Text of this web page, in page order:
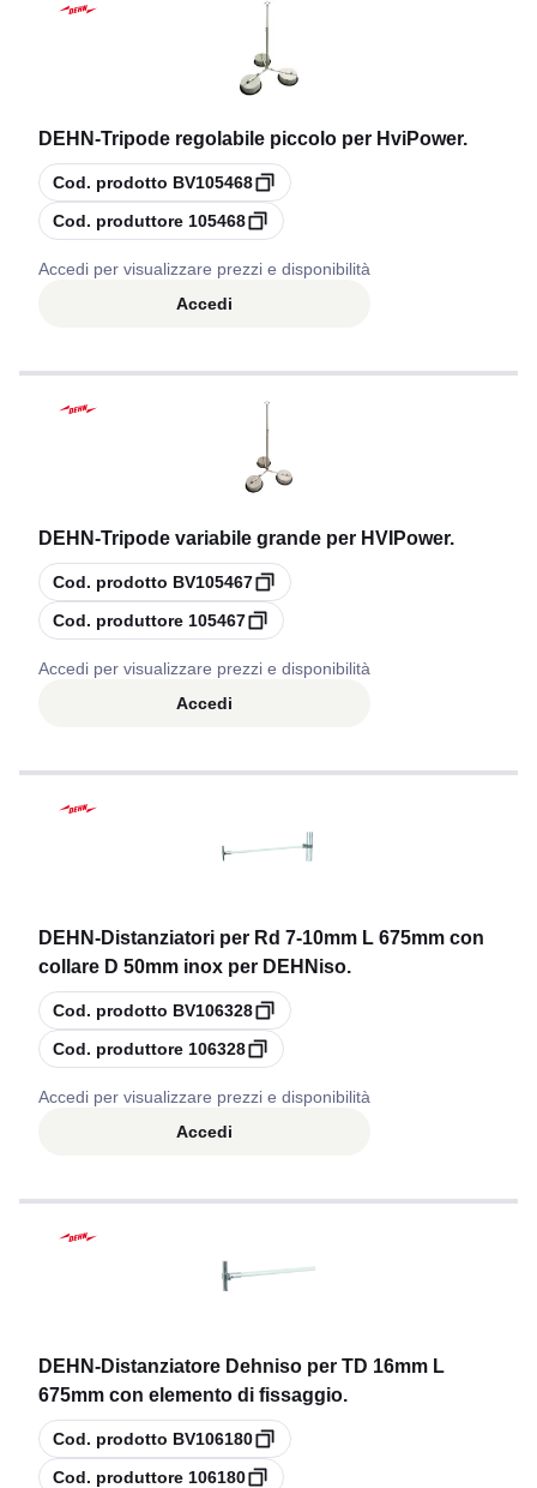
DEHN-Tripode regolabile piccolo per HviPower.
copiaCod. prodotto BV105468
copiaCod. produttore 105468
Accedi per visualizzare prezzi e disponibilità
Accedi
DEHN-Tripode variabile grande per HVIPower.
copiaCod. prodotto BV105467
copiaCod. produttore 105467
Accedi per visualizzare prezzi e disponibilità
Accedi
DEHN-Distanziatori per Rd 7-10mm L 675mm con
collare D 50mm inox per DEHNiso.
copiaCod. prodotto BV106328
copiaCod. produttore 106328
Accedi per visualizzare prezzi e disponibilità
Accedi
DEHN-Distanziatore Dehniso per TD 16mm L
675mm con elemento di fissaggio.
copiaCod. prodotto BV106180
copiaCod. produttore 106180